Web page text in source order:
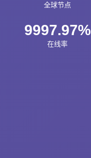
全球节点
9997.97%
在线率